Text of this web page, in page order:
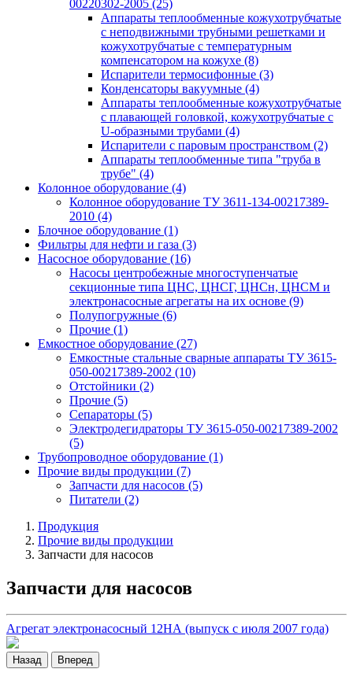
00220302-2005 (25)
Аппараты теплообменные кожухотрубчатые
с неподвижными трубными решетками и
кожухотрубчатые с температурным
компенсатором на кожухе (8)
Испарители термосифонные (3)
Конденсаторы вакуумные (4)
Аппараты теплообменные кожухотрубчатые
с плавающей головкой, кожухотрубчатые с
U-образными трубами (4)
Испарители с паровым пространством (2)
Аппараты теплообменные типа "труба в
трубе" (4)
Колонное оборудование (4)
Колонное оборудование ТУ 3611-134-00217389-
2010 (4)
Блочное оборудование (1)
Фильтры для нефти и газа (3)
Насосное оборудование (16)
Насосы центробежные многоступенчатые
секционные типа ЦНС, ЦНСГ, ЦНСн, ЦНСМ и
электронасосные агрегаты на их основе (9)
Полупогружные (6)
Прочие (1)
Емкостное оборудование (27)
Емкостные стальные сварные аппараты ТУ 3615-
050-00217389-2002 (10)
Отстойники (2)
Прочие (5)
Сепараторы (5)
Электродегидраторы ТУ 3615-050-00217389-2002
(5)
Трубопроводное оборудование (1)
Прочие виды продукции (7)
Запчасти для насосов (5)
Питатели (2)
Продукция
Прочие виды продукции
Запчасти для насосов
Запчасти для насосов
Агрегат электронасосный 12НА (выпуск с июля 2007 года)
Назад Вперед